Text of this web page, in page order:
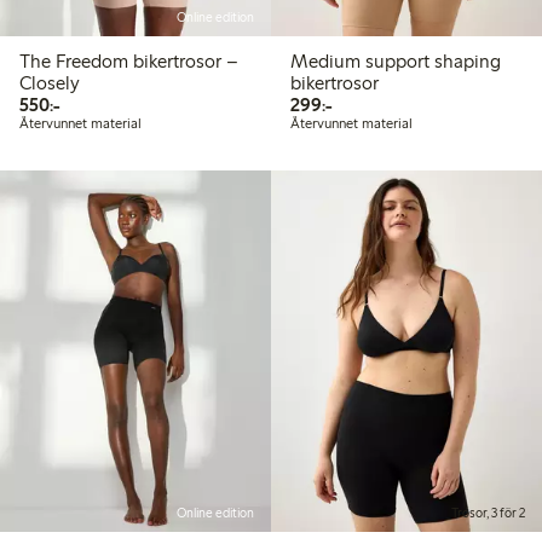
Online edition
The Freedom bikertrosor –
Closely
550:-550,00 kr
Återvunnet material
Medium support shaping
bikertrosor
299:-299,00 kr
Återvunnet material
Online edition Trosor, 3 för 2